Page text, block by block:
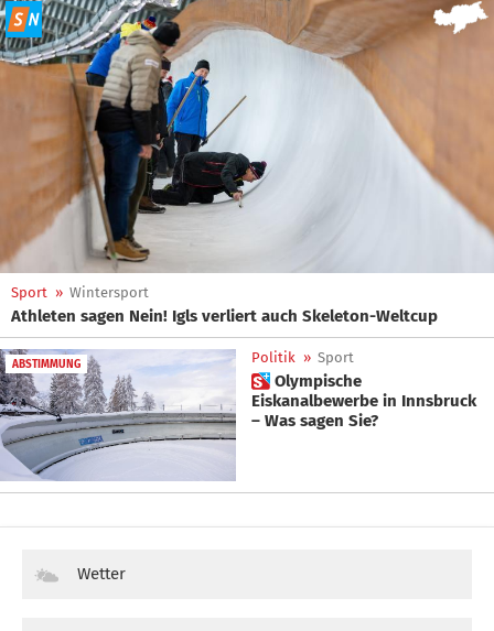
Sport » Wintersport
Athleten sagen Nein! Igls verliert auch Skeleton-Weltcup
ABSTIMMUNG Politik » Sport
 Olympische
Eiskanalbewerbe in Innsbruck
– Was sagen Sie?
Wetter